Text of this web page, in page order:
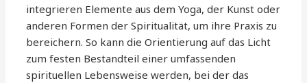
integrieren Elemente aus dem Yoga, der Kunst oder
anderen Formen der Spiritualität, um ihre Praxis zu
bereichern. So kann die Orientierung auf das Licht
zum festen Bestandteil einer umfassenden
spirituellen Lebensweise werden, bei der das